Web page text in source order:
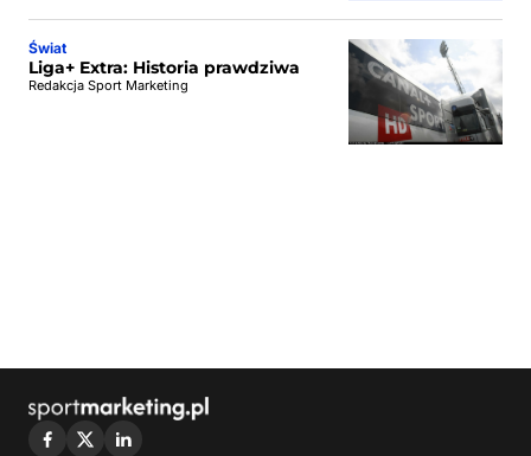
Świat
Liga+ Extra: Historia prawdziwa
Redakcja Sport Marketing